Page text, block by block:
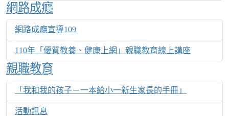
網路成癮
網路成癮宣導109
110年「優質教養、健康上網」親職教育線上講座
親職教育
「我和我的孩子－一本給小一新生家長的手冊」
活動訊息